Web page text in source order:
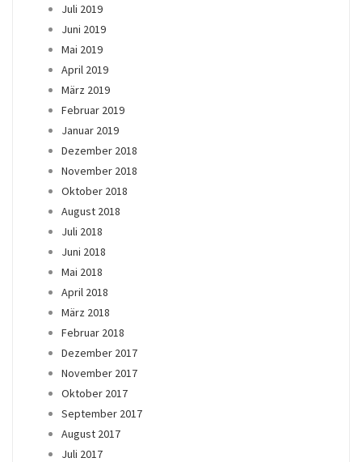
Juli 2019
Juni 2019
Mai 2019
April 2019
März 2019
Februar 2019
Januar 2019
Dezember 2018
November 2018
Oktober 2018
August 2018
Juli 2018
Juni 2018
Mai 2018
April 2018
März 2018
Februar 2018
Dezember 2017
November 2017
Oktober 2017
September 2017
August 2017
Juli 2017